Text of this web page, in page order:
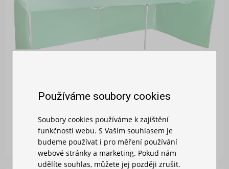
Skladem
14 839,00 Kč
Používáme soubory cookies
Soubory cookies používáme k zajištění
funkčnosti webu. S Vaším souhlasem je
budeme používat i pro měření používání
webové stránky a marketing. Pokud nám
udělíte souhlas, můžete jej později zrušit.